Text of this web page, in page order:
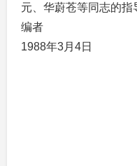
元、华蔚苍等同志的指
编者
1988年3月4日